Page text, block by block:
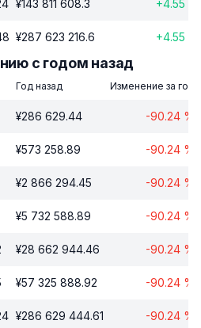
¥143 811 608.3 +4.55
¥287 623 216.6 +4.55
с годом назад
Год назад Изменение за год
¥286 629.44 -90.24 %
¥573 258.89 -90.24 %
¥2 866 294.45 -90.24 %
¥5 732 588.89 -90.24 %
¥28 662 944.46 -90.24 %
¥57 325 888.92 -90.24 %
¥286 629 444.61 -90.24 %